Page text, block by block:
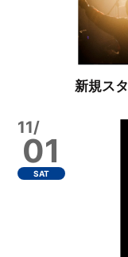
新規ス
11/
01
SAT